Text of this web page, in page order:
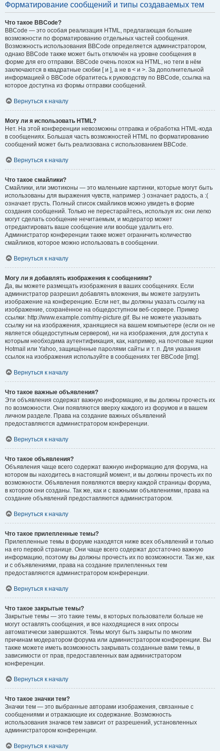
Форматирование сообщений и типы создаваемых тем
Что такое BBCode?
BBCode — это особая реализация HTML, предлагающая большие
возможности по форматированию отдельных частей сообщения.
Возможность использования BBCode определяется администратором,
однако BBCode также может быть отключён на уровне сообщения в
форме для его отправки. BBCode очень похож на HTML, но теги в нём
заключаются в квадратные скобки [ и ], а не в < и >. За дополнительной
информацией о BBCode обратитесь к руководству по BBCode, ссылка на
которое доступна из формы отправки сообщений.
Вернуться к началу
Могу ли я использовать HTML?
Нет. На этой конференции невозможны отправка и обработка HTML-кода
в сообщениях. Большая часть возможностей HTML по форматированию
сообщений может быть реализована с использованием BBCode.
Вернуться к началу
Что такое смайлики?
Смайлики, или эмотиконы — это маленькие картинки, которые могут быть
использованы для выражения чувств, например :) означает радость, а :(
означает грусть. Полный список смайликов можно увидеть в форме
создания сообщений. Только не перестарайтесь, используя их: они легко
могут сделать сообщение нечитаемым, и модератор может
отредактировать ваше сообщение или вообще удалить его.
Администратор конференции также может ограничить количество
смайликов, которое можно использовать в сообщении.
Вернуться к началу
Могу ли я добавлять изображения к сообщениям?
Да, вы можете размещать изображения в ваших сообщениях. Если
администратор разрешил добавлять вложения, вы можете загрузить
изображение на конференцию. Если нет, вы должны указать ссылку на
изображение, сохранённое на общедоступном веб-сервере. Пример
ссылки: http://www.example.com/my-picture.gif. Вы не можете указывать
ссылку ни на изображения, хранящиеся на вашем компьютере (если он не
является общедоступным сервером), ни на изображения, для доступа к
которым необходима аутентификация, как, например, на почтовые ящики
Hotmail или Yahoo, защищённые паролями сайты и т. п. Для указания
ссылок на изображения используйте в сообщениях тег BBCode [img].
Вернуться к началу
Что такое важные объявления?
Эти объявления содержат важную информацию, и вы должны прочесть их
по возможности. Они появляются вверху каждого из форумов и в вашем
личном разделе. Права на создание важных объявлений
предоставляются администратором конференции.
Вернуться к началу
Что такое объявления?
Объявления чаще всего содержат важную информацию для форума, на
котором вы находитесь в настоящий момент, и вы должны прочесть их по
возможности. Объявления появляются вверху каждой страницы форума,
в котором они созданы. Так же, как и с важными объявлениями, права на
создание объявлений предоставляются администратором.
Вернуться к началу
Что такое прилепленные темы?
Прилепленные темы в форуме находятся ниже всех объявлений и только
на его первой странице. Они чаще всего содержат достаточно важную
информацию, поэтому вы должны прочесть их по возможности. Так же, как
и с объявлениями, права на создание прилепленных тем
предоставляются администратором конференции.
Вернуться к началу
Что такое закрытые темы?
Закрытые темы — это такие темы, в которых пользователи больше не
могут оставлять сообщения, и все находящиеся в них опросы
автоматически завершаются. Темы могут быть закрыты по многим
причинам модератором форума или администратором конференции. Вы
также можете иметь возможность закрывать созданные вами темы, в
зависимости от прав, предоставленных вам администратором
конференции.
Вернуться к началу
Что такое значки тем?
Значки тем — это выбранные авторами изображения, связанные с
сообщениями и отражающие их содержание. Возможность
использования значков тем зависит от разрешений, установленных
администратором конференции.
Вернуться к началу